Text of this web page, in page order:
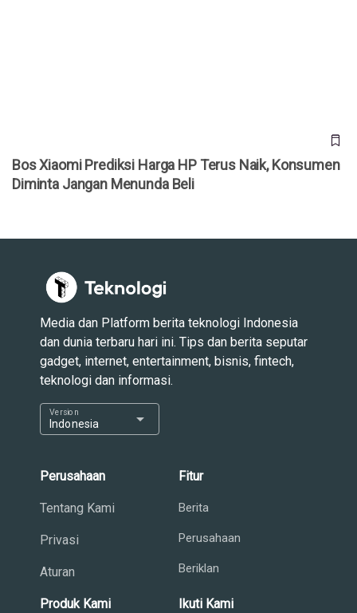
Bos Xiaomi Prediksi Harga HP Terus Naik, Konsumen
Diminta Jangan Menunda Beli
Media dan Platform berita teknologi Indonesia
dan dunia terbaru hari ini. Tips dan berita seputar
gadget, internet, entertainment, bisnis, fintech,
teknologi dan informasi.
Indonesia
Version arrow_drop_down
Perusahaan
Tentang Kami
Privasi
Aturan
Fitur
Berita
Perusahaan
Beriklan
Produk Kami Ikuti Kami